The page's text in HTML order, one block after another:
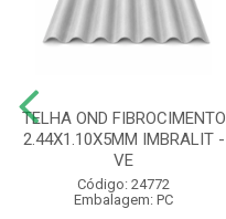
TELHA OND FIBROCIMENTO
2.44X1.10X5MM IMBRALIT -
VE
Código: 24772
Embalagem: PC